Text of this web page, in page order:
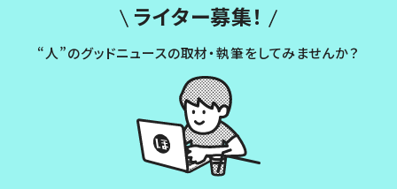
ライター募集！
“人”のグッドニュースの取材・執筆をしてみませんか？